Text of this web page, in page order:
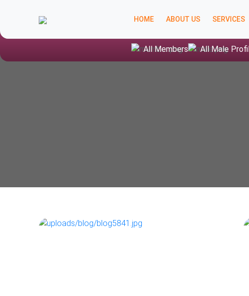
HOME ABOUT US SERVICES
All Members All Male